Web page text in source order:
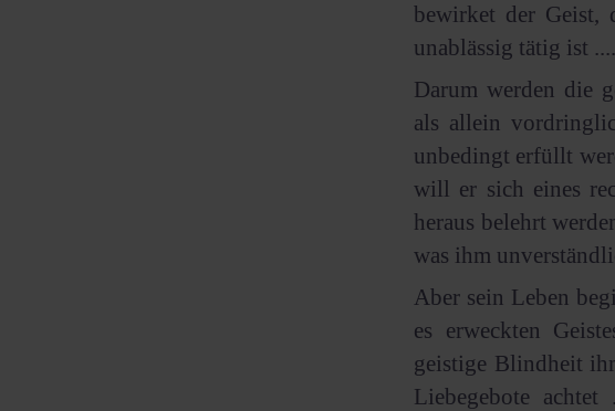
bewirket der Geist,
unablässig tätig ist ....
Darum werden die
als allein
unbedingt erfüllt
will er sich eines
heraus belehrt
was ihm
Aber sein Leben
es erweckten
geistige Blindheit
Liebegebote